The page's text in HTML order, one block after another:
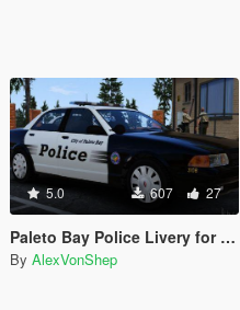
5.0 607 27
Paleto Bay Police Livery for Stanier
By AlexVonShep